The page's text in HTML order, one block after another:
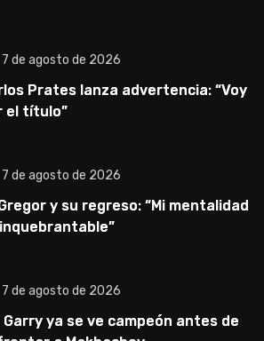
7 de agosto de 2026
Prates lanza advertencia: “Voy
el título”
7 de agosto de 2026
y su regreso: “Mi mentalidad
7 de agosto de 2026
Garry ya se ve campeón antes de